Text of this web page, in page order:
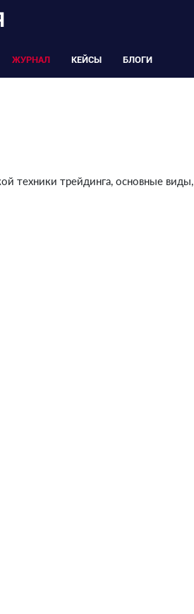
ЖУРНАЛ КЕЙСЫ БЛОГИ
техники трейдинга, основные